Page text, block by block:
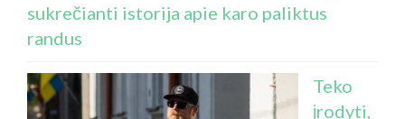
sukrečianti istorija apie karo paliktus
randus
Teko
įrodyti,